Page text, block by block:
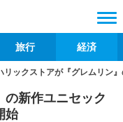
旅行 経済
リックストアが『グレムリン
の新作ユニセック
始